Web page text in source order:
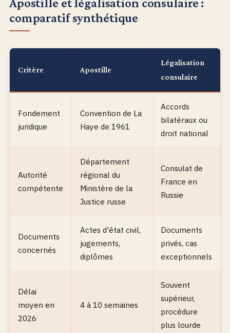
comparatif synthétique
Critère Apostille
Légalisation
consulaire
Fondement
juridique
Convention de La
Haye de 1961
Accords
bilatéraux ou
droit national
Autorité
compétente
Département
régional du
Ministère de la
Justice russe
Consulat de
France en
Russie
Documents
concernés
Actes d'état civil,
jugements,
diplômes
Documents
privés, cas
exceptionnels
Délai
moyen en
2026
4 à 10 semaines
Souvent
supérieur,
procédure
plus lourde